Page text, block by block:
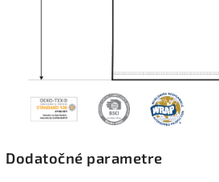
Dodatočné parametre